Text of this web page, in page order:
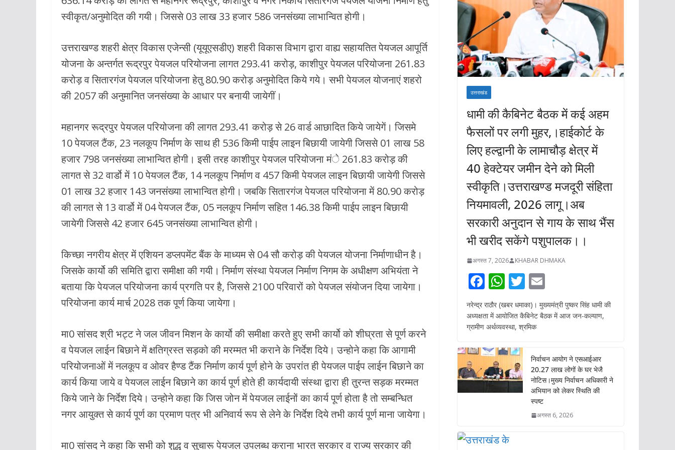
b
o
k
s
A
p
er l
स्वीकृत/अनुमोदित की गयी। जिससे 03 लाख 33 हजार 586 जनसंख्या लाभान्वित होगी।
उत्तराखण्ड शहरी क्षेत्र विकास एजेन्सी (यूयूएसडीए) शहरी विकास विभाग द्वारा वाह्य सहायतित पेयजल आपूर्ति
योजना के अन्तर्गत रूद्रपुर पेयजल परियोजना लागत 293.41 करोड़, काशीपुर पेयजल परियोजना 261.83
करोड़ व सितारगंज पेयजल परियोजना हेतु 80.90 करोड़ अनुमोदित किये गये। सभी पेयजल योजनाएं शहरो
की 2057 की अनुमानित जनसंख्या के आधार पर बनायी जायेगीं।
महानगर रूद्रपुर पेयजल परियोजना की लागत 293.41 करोड़ से 26 वार्ड आछादित किये जायेगें। जिसमे
10 पेयजल टैंक, 23 नलकूप निर्माण के साथ ही 536 किमी पाईप लाइन बिछायी जायेगी जिससे 01 लाख 58
हजार 798 जनसंख्या लाभान्वित होगी। इसी तरह काशीपुर पेयजल परियोजना मंे 261.83 करोड़ की
लागत से 32 वार्डो में 10 पेयजल टैंक, 14 नलकूप निर्माण व 457 किमी पेयजल लाइन बिछायी जायेगी जिससे
01 लाख 32 हजार 143 जनसंख्या लाभान्वित होगी। जबकि सितारगंज पेयजल परियोजना में 80.90 करोड़
की लागत से 13 वार्डो में 04 पेयजल टैंक, 05 नलकूप निर्माण सहित 146.38 किमी पाईप लाइन बिछायी
जायेगी जिससे 42 हजार 645 जनसंख्या लाभान्वित होगी।
किच्छा नगरीय क्षेत्र में एशियन डप्लपमेंट बैंक के माध्यम से 04 सौ करोड़ की पेयजल योजना निर्माणाधीन है।
जिसके कार्यो की समिति द्वारा समीक्षा की गयी। निर्माण संस्था पेयजल निर्माण निगम के अधीक्षण अभियंता ने
बताया कि पेयजल परियोजना कार्य प्रगति पर है, जिससे 2100 परिवारों को पेयजल संयोजन दिया जायेगा।
परियोजना कार्य मार्च 2028 तक पूर्ण किया जायेगा।
मा0 सांसद श्री भट्ट ने जल जीवन मिशन के कार्यो की समीक्षा करते हुए सभी कार्यो को शीघ्रता से पूर्ण करने
व पेयजल लाईन बिछाने में क्षतिग्रस्त सड़को की मरम्मत भी कराने के निर्देश दिये। उन्होने कहा कि आगामी
परियोजनाओं में नलकूप व ओवर हैण्ड टैंक निर्माण कार्य पूर्ण होने के उपरांत ही पेयजल पाईप लाईन बिछाने का
कार्य किया जाये व पेयजल लाईन बिछाने का कार्य पूर्ण होते ही कार्यदायी संस्था द्वारा ही तुरन्त सड़क मरम्मत
किये जाने के निर्देश दिये। उन्होने कहा कि जिस जोन में पेयजल लाईनों का कार्य पूर्ण होता है तो सम्बन्धित
नगर आयुक्त से कार्य पूर्ण का प्रमाण पत्र भी अनिवार्य रूप से लेने के निर्देश दिये तभी कार्य पूर्ण माना जायेगा।
मा0 सांसद ने कहा कि सभी को शुद्ध व सुचारू पेयजल उपलब्ध कराना भारत सरकार व राज्य सरकार की
उत्तराखंड
धामी की कैबिनेट बैठक में कई अहम
फैसलों पर लगी मुहर,।हाईकोर्ट के
लिए हल्द्वानी के लामाचौड़ क्षेत्र में
40 हेक्टेयर जमीन देने को मिली
स्वीकृति।उत्तराखण्ड मजदूरी संहिता
नियमावली, 2026 लागू।अब
सरकारी अनुदान से गाय के साथ भैंस
भी खरीद सकेंगे पशुपालक।।
अगस्त 7, 2026 KHABAR DHMAKA
F
ac
e
b
o
o
k
W
h
at
s
A
p
p
T
w
itt
er
ai
l
नरेन्द्र राठौर (खबर धमाका)। मुख्यमंत्री पुष्कर सिंह धामी की
अध्यक्षता में आयोजित कैबिनेट बैठक में आज जन-कल्याण,
ग्रामीण अर्थव्यवस्था, श्रमिक
निर्वाचन आयोग ने एसआईआर
20.27 लाख लोगों के घर भेजै
नोटिस।मुख्य निर्वाचन अधिकारी ने
अभियान को लेकर स्थिति की
स्पष्ट
अगस्त 6, 2026